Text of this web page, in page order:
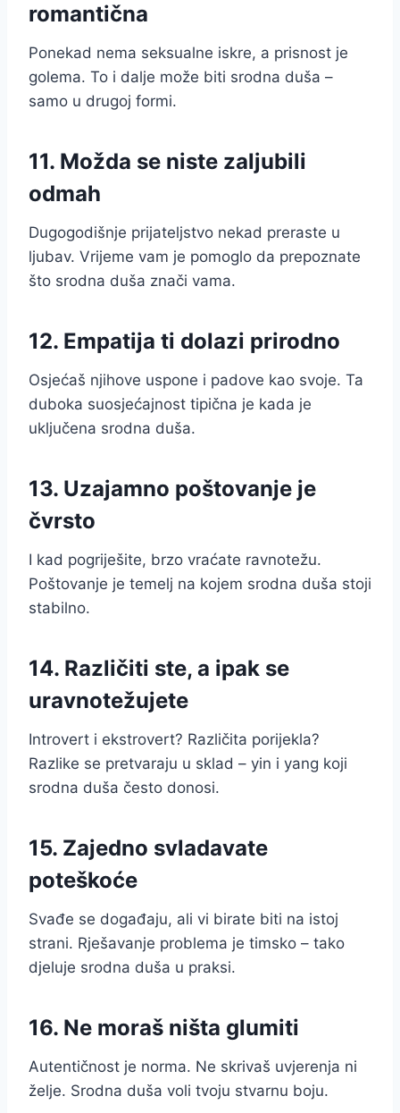
romantična
Ponekad nema seksualne iskre, a prisnost je
golema. To i dalje može biti srodna duša –
samo u drugoj formi.
11. Možda se niste zaljubili
odmah
Dugogodišnje prijateljstvo nekad preraste u
ljubav. Vrijeme vam je pomoglo da prepoznate
što srodna duša znači vama.
12. Empatija ti dolazi prirodno
Osjećaš njihove uspone i padove kao svoje. Ta
duboka suosjećajnost tipična je kada je
uključena srodna duša.
13. Uzajamno poštovanje je
čvrsto
I kad pogriješite, brzo vraćate ravnotežu.
Poštovanje je temelj na kojem srodna duša stoji
stabilno.
14. Različiti ste, a ipak se
uravnotežujete
Introvert i ekstrovert? Različita porijekla?
Razlike se pretvaraju u sklad – yin i yang koji
srodna duša često donosi.
15. Zajedno svladavate
poteškoće
Svađe se događaju, ali vi birate biti na istoj
strani. Rješavanje problema je timsko – tako
djeluje srodna duša u praksi.
16. Ne moraš ništa glumiti
Autentičnost je norma. Ne skrivaš uvjerenja ni
želje. Srodna duša voli tvoju stvarnu boju.